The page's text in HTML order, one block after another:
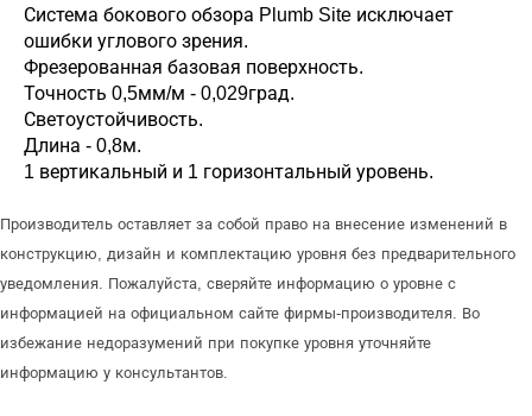
Система бокового обзора Plumb Site исключает
ошибки углового зрения.
Фрезерованная базовая поверхность.
Точность 0,5мм/м - 0,029град.
Светоустойчивость.
Длина - 0,8м.
1 вертикальный и 1 горизонтальный уровень.
Производитель оставляет за собой право на внесение изменений в
конструкцию, дизайн и комплектацию уровня без предварительного
уведомления. Пожалуйста, сверяйте информацию о уровне с
информацией на официальном сайте фирмы-производителя. Во
избежание недоразумений при покупке уровня уточняйте
информацию у консультантов.